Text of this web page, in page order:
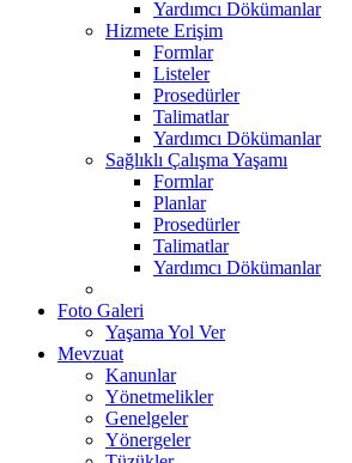
Yardımcı Dökümanlar
Hizmete Erişim
Formlar
Listeler
Prosedürler
Talimatlar
Yardımcı Dökümanlar
Sağlıklı Çalışma Yaşamı
Formlar
Planlar
Prosedürler
Talimatlar
Yardımcı Dökümanlar
Foto Galeri
Yaşama Yol Ver
Mevzuat
Kanunlar
Yönetmelikler
Genelgeler
Yönergeler